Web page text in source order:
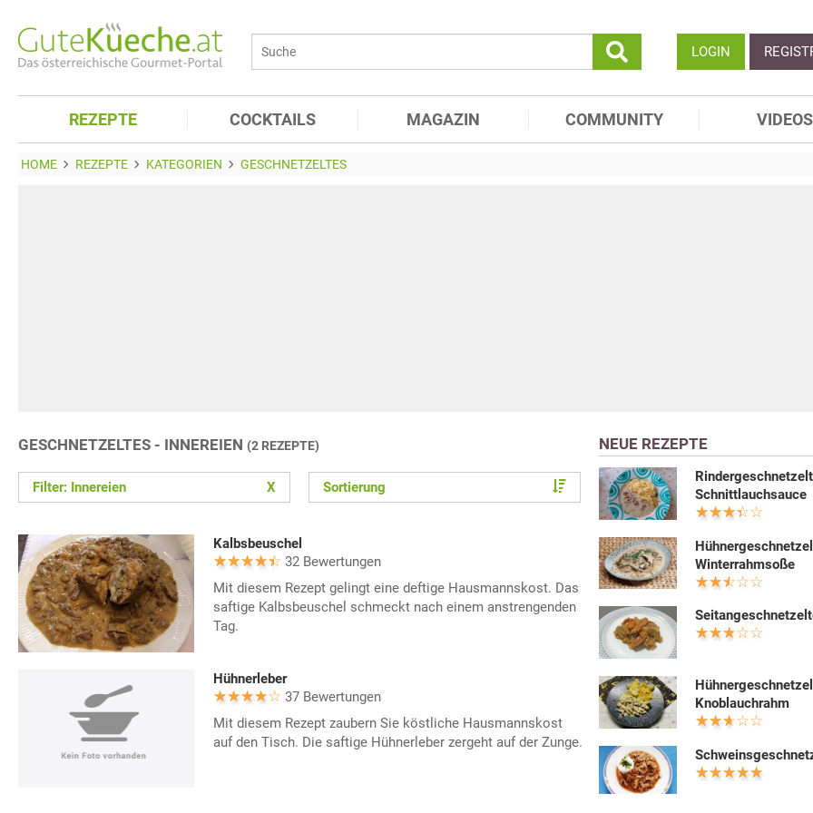
LOGIN
REZEPTE COCKTAILS MAGAZIN COMMUNITY VIDEOS
HOME REZEPTE KATEGORIEN GESCHNETZELTES
GESCHNETZELTES - INNEREIEN (2 REZEPTE)
Filter: Innereien X Sortierung
Kalbsbeuschel
32 Bewertungen
Mit diesem Rezept gelingt eine deftige Hausmannskost. Das
saftige Kalbsbeuschel schmeckt nach einem anstrengenden
Tag.
Hühnerleber
37 Bewertungen
Mit diesem Rezept zaubern Sie köstliche Hausmannskost
auf den Tisch. Die saftige Hühnerleber zergeht auf der Zunge.
NEUE REZEPTE
Schnittlauchsauce
Winterrahmsoße
Knoblauchrahm